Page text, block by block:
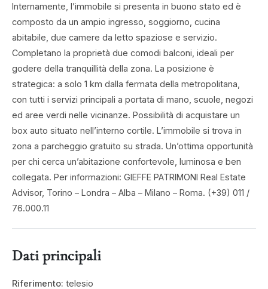
Internamente, l’immobile si presenta in buono stato ed è
composto da un ampio ingresso, soggiorno, cucina
abitabile, due camere da letto spaziose e servizio.
Completano la proprietà due comodi balconi, ideali per
godere della tranquillità della zona. La posizione è
strategica: a solo 1 km dalla fermata della metropolitana,
con tutti i servizi principali a portata di mano, scuole, negozi
ed aree verdi nelle vicinanze. Possibilità di acquistare un
box auto situato nell’interno cortile. L’immobile si trova in
zona a parcheggio gratuito su strada. Un’ottima opportunità
per chi cerca un’abitazione confortevole, luminosa e ben
collegata. Per informazioni: GIEFFE PATRIMONI Real Estate
Advisor, Torino – Londra – Alba – Milano – Roma. (+39) 011 /
76.000.11
Dati principali
Riferimento: telesio